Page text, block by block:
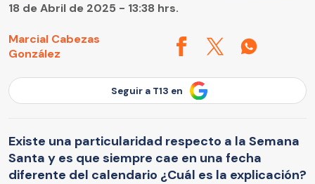
Marcial Cabezas
González
18 de Abril de 2025 - 13:38 hrs.
Seguir a T13 en
Existe una particularidad respecto a la Semana
Santa y es que siempre cae en una fecha
diferente del calendario ¿Cuál es la explicación?